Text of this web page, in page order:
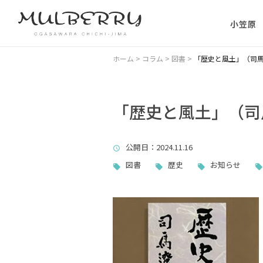
小笠原
小笠原
に）
ホーム > コラム > 図書 > 「歴史と風土」（司
「歴史と風土」（
公開日 ：2024.11.16
図書
歴史 お知らせ